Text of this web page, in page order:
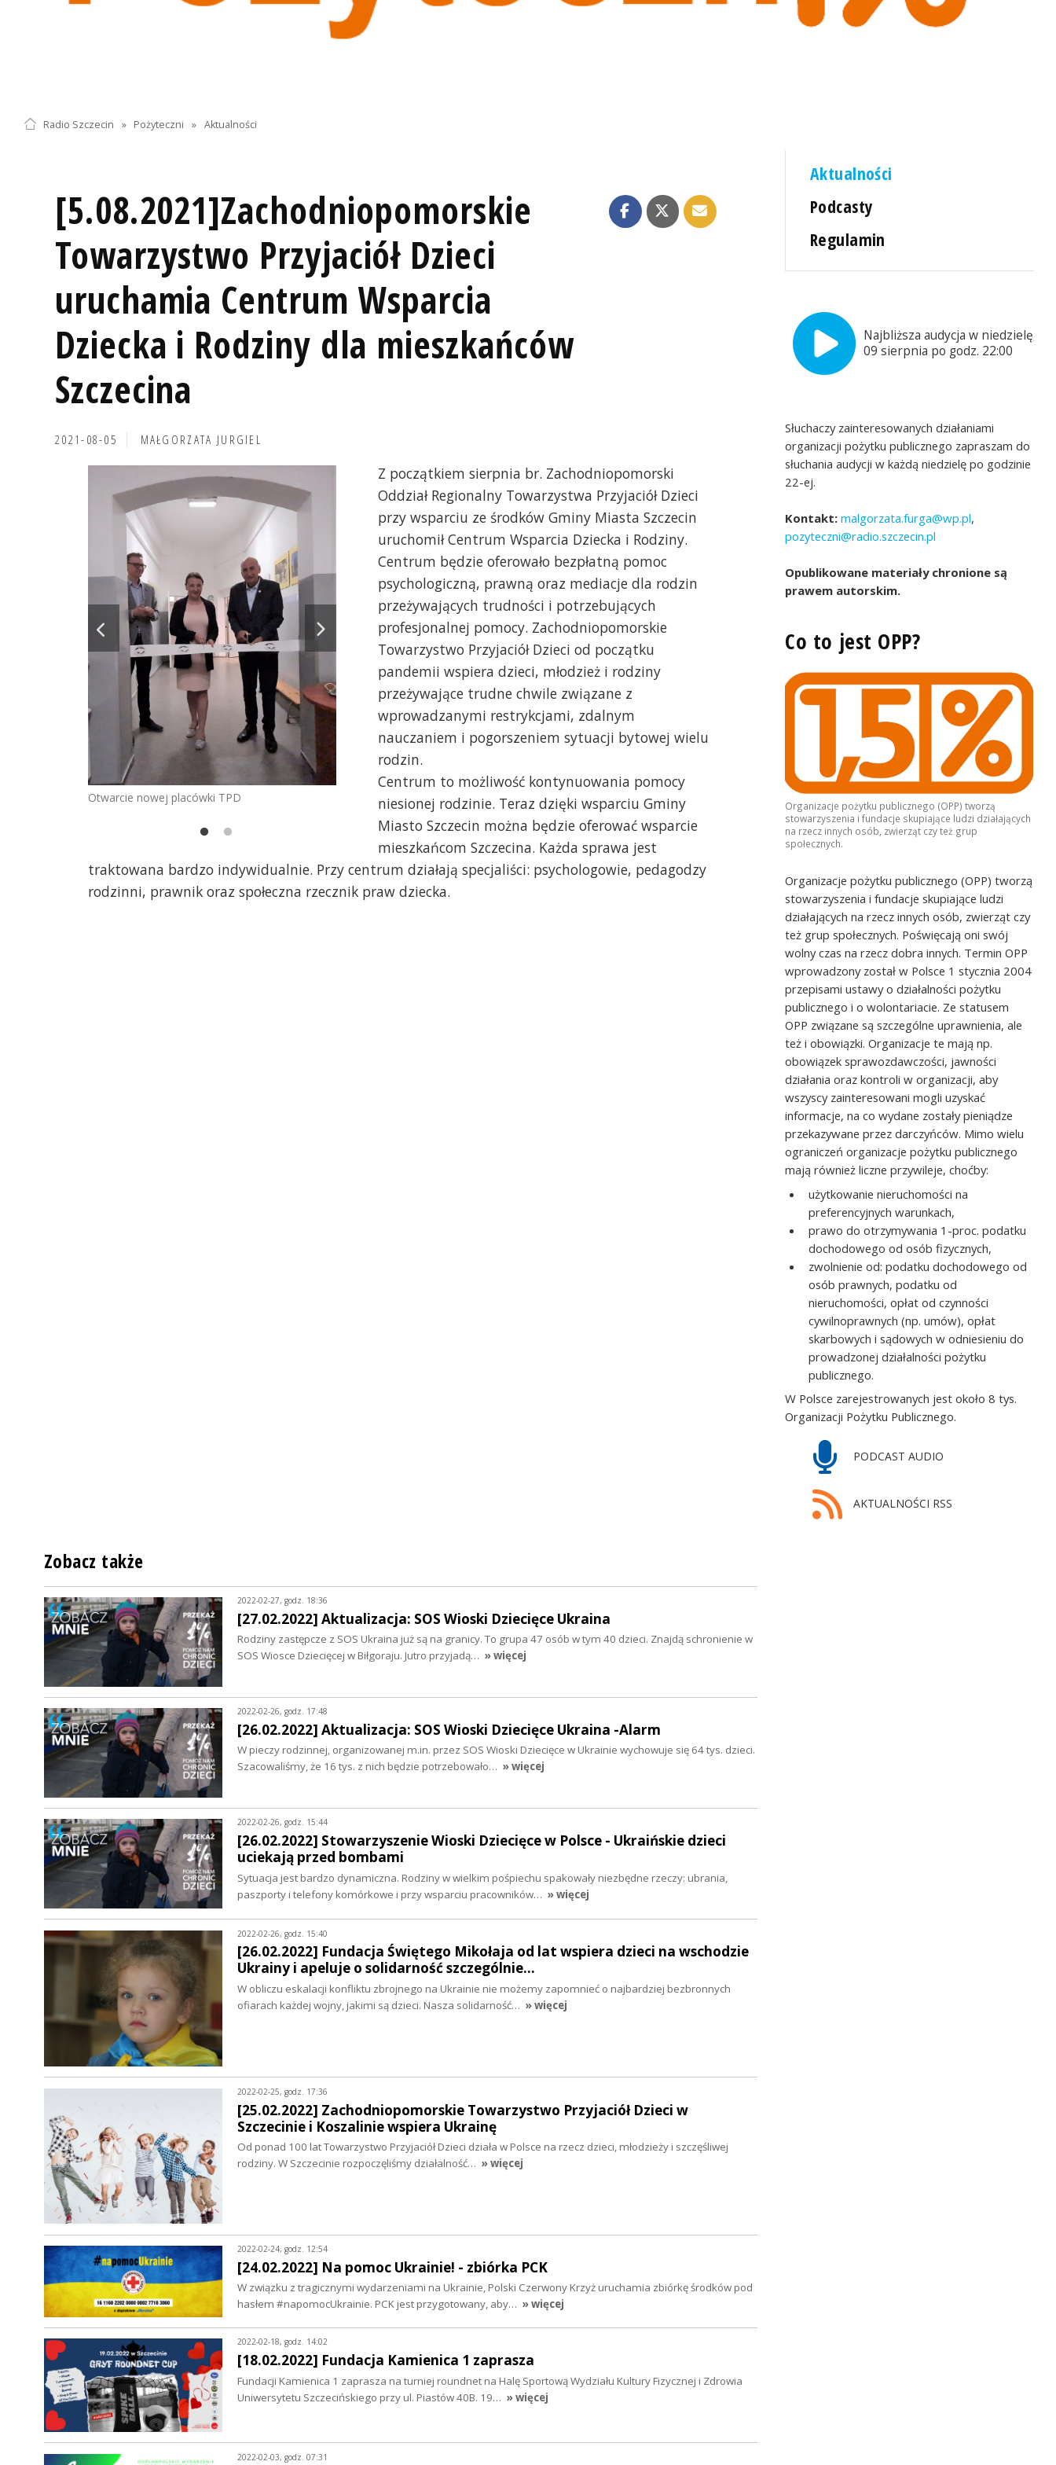
Radio Szczecin » Pożyteczni » Aktualności
[5.08.2021]Zachodniopomorskie
Towarzystwo Przyjaciół Dzieci
uruchamia Centrum Wsparcia
Dziecka i Rodziny dla mieszkańców
Szczecina
2021-08-05 MAŁGORZATA JURGIEL
Otwarcie nowej placówki TPD
Miejsce przeyjazne dzieciom i rodzicom
Otwarcie nowej placówki TPD
Z początkiem sierpnia br. Zachodniopomorski
Oddział Regionalny Towarzystwa Przyjaciół Dzieci
przy wsparciu ze środków Gminy Miasta Szczecin
uruchomił Centrum Wsparcia Dziecka i Rodziny.
Centrum będzie oferowało bezpłatną pomoc
psychologiczną, prawną oraz mediacje dla rodzin
przeżywających trudności i potrzebujących
profesjonalnej pomocy. Zachodniopomorskie
Towarzystwo Przyjaciół Dzieci od początku
pandemii wspiera dzieci, młodzież i rodziny
przeżywające trudne chwile związane z
wprowadzanymi restrykcjami, zdalnym
nauczaniem i pogorszeniem sytuacji bytowej wielu
rodzin.
Centrum to możliwość kontynuowania pomocy
niesionej rodzinie. Teraz dzięki wsparciu Gminy
Miasto Szczecin można będzie oferować wsparcie
mieszkańcom Szczecina. Każda sprawa jest
traktowana bardzo indywidualnie. Przy centrum działają specjaliści: psychologowie, pedagodzy
rodzinni, prawnik oraz społeczna rzecznik praw dziecka.
Aktualności
Podcasty
Regulamin
Najbliższa audycja w niedzielę,
09 sierpnia po godz. 22:00
Słuchaczy zainteresowanych działaniami
organizacji pożytku publicznego zapraszam do
słuchania audycji w każdą niedzielę po godzinie
22-ej.
Kontakt: malgorzata.furga@wp.pl,
pozyteczni@radio.szczecin.pl
Opublikowane materiały chronione są
prawem autorskim.
Co to jest OPP?
Organizacje pożytku publicznego (OPP) tworzą
stowarzyszenia i fundacje skupiające ludzi działających
na rzecz innych osób, zwierząt czy też grup
społecznych.
Organizacje pożytku publicznego (OPP) tworzą
stowarzyszenia i fundacje skupiające ludzi
działających na rzecz innych osób, zwierząt czy
też grup społecznych. Poświęcają oni swój
wolny czas na rzecz dobra innych. Termin OPP
wprowadzony został w Polsce 1 stycznia 2004
przepisami ustawy o działalności pożytku
publicznego i o wolontariacie. Ze statusem
OPP związane są szczególne uprawnienia, ale
też i obowiązki. Organizacje te mają np.
obowiązek sprawozdawczości, jawności
działania oraz kontroli w organizacji, aby
wszyscy zainteresowani mogli uzyskać
informacje, na co wydane zostały pieniądze
przekazywane przez darczyńców. Mimo wielu
ograniczeń organizacje pożytku publicznego
mają również liczne przywileje, choćby:
użytkowanie nieruchomości na
preferencyjnych warunkach,
prawo do otrzymywania 1-proc. podatku
dochodowego od osób fizycznych,
zwolnienie od: podatku dochodowego od
osób prawnych, podatku od
nieruchomości, opłat od czynności
cywilnoprawnych (np. umów), opłat
skarbowych i sądowych w odniesieniu do
prowadzonej działalności pożytku
publicznego.
W Polsce zarejestrowanych jest około 8 tys.
Organizacji Pożytku Publicznego.
PODCAST AUDIO
AKTUALNOŚCI RSS
Zobacz także
2022-02-27, godz. 18:36
[27.02.2022] Aktualizacja: SOS Wioski Dziecięce Ukraina
Rodziny zastępcze z SOS Ukraina już są na granicy. To grupa 47 osób w tym 40 dzieci. Znajdą schronienie w
SOS Wiosce Dziecięcej w Biłgoraju. Jutro przyjadą… » więcej
2022-02-26, godz. 17:48
[26.02.2022] Aktualizacja: SOS Wioski Dziecięce Ukraina -Alarm
W pieczy rodzinnej, organizowanej m.in. przez SOS Wioski Dziecięce w Ukrainie wychowuje się 64 tys. dzieci.
Szacowaliśmy, że 16 tys. z nich będzie potrzebowało… » więcej
2022-02-26, godz. 15:44
[26.02.2022] Stowarzyszenie Wioski Dziecięce w Polsce - Ukraińskie dzieci
uciekają przed bombami
Sytuacja jest bardzo dynamiczna. Rodziny w wielkim pośpiechu spakowały niezbędne rzeczy: ubrania,
paszporty i telefony komórkowe i przy wsparciu pracowników… » więcej
2022-02-26, godz. 15:40
[26.02.2022] Fundacja Świętego Mikołaja od lat wspiera dzieci na wschodzie
Ukrainy i apeluje o solidarność szczególnie…
W obliczu eskalacji konfliktu zbrojnego na Ukrainie nie możemy zapomnieć o najbardziej bezbronnych
ofiarach każdej wojny, jakimi są dzieci. Nasza solidarność… » więcej
2022-02-25, godz. 17:36
[25.02.2022] Zachodniopomorskie Towarzystwo Przyjaciół Dzieci w
Szczecinie i Koszalinie wspiera Ukrainę
Od ponad 100 lat Towarzystwo Przyjaciół Dzieci działa w Polsce na rzecz dzieci, młodzieży i szczęśliwej
rodziny. W Szczecinie rozpoczęliśmy działalność… » więcej
2022-02-24, godz. 12:54
[24.02.2022] Na pomoc Ukrainie! - zbiórka PCK
W związku z tragicznymi wydarzeniami na Ukrainie, Polski Czerwony Krzyż uruchamia zbiórkę środków pod
hasłem #napomocUkrainie. PCK jest przygotowany, aby… » więcej
2022-02-18, godz. 14:02
[18.02.2022] Fundacja Kamienica 1 zaprasza
Fundacji Kamienica 1 zaprasza na turniej roundnet na Halę Sportową Wydziału Kultury Fizycznej i Zdrowia
Uniwersytetu Szczecińskiego przy ul. Piastów 40B. 19… » więcej
2022-02-03, godz. 07:31